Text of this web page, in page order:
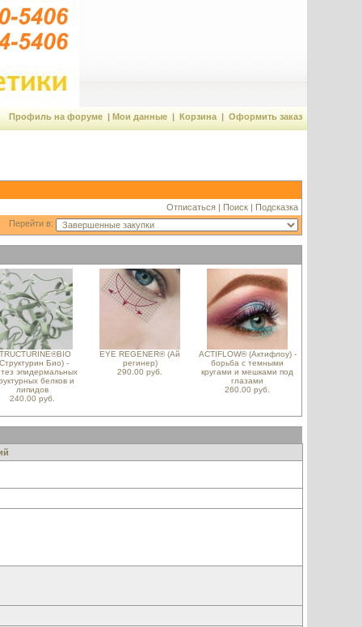
Профиль на форуме| Мои данные| Корзина| Оформить заказ
Отписаться| Поиск| Подсказка
Перейти в:
Био) -
эпидермальных
белков и
липидов
240.00 руб.
EYE REGENER® (Ай
регинер)
290.00 руб.
ACTIFLOW® (Актифлоу) -
борьба с темными
кругами и мешками под
глазами
260.00 руб.